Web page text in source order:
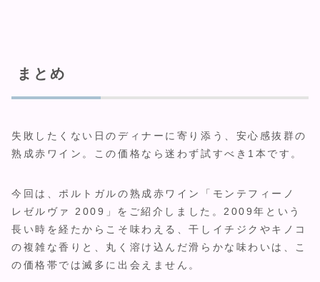
まとめ
失敗したくない日のディナーに寄り添う、安心感抜群の
熟成赤ワイン。この価格なら迷わず試すべき1本です。
今回は、ポルトガルの熟成赤ワイン「モンテフィーノ
レゼルヴァ 2009」をご紹介しました。2009年という
長い時を経たからこそ味わえる、干しイチジクやキノコ
の複雑な香りと、丸く溶け込んだ滑らかな味わいは、こ
の価格帯では滅多に出会えません。